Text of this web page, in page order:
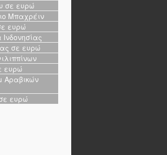
σε ευρώ
Μπαχρέιν
ευρώ
σε ευρώ
ευρώ
Αραβικών
ευρώ